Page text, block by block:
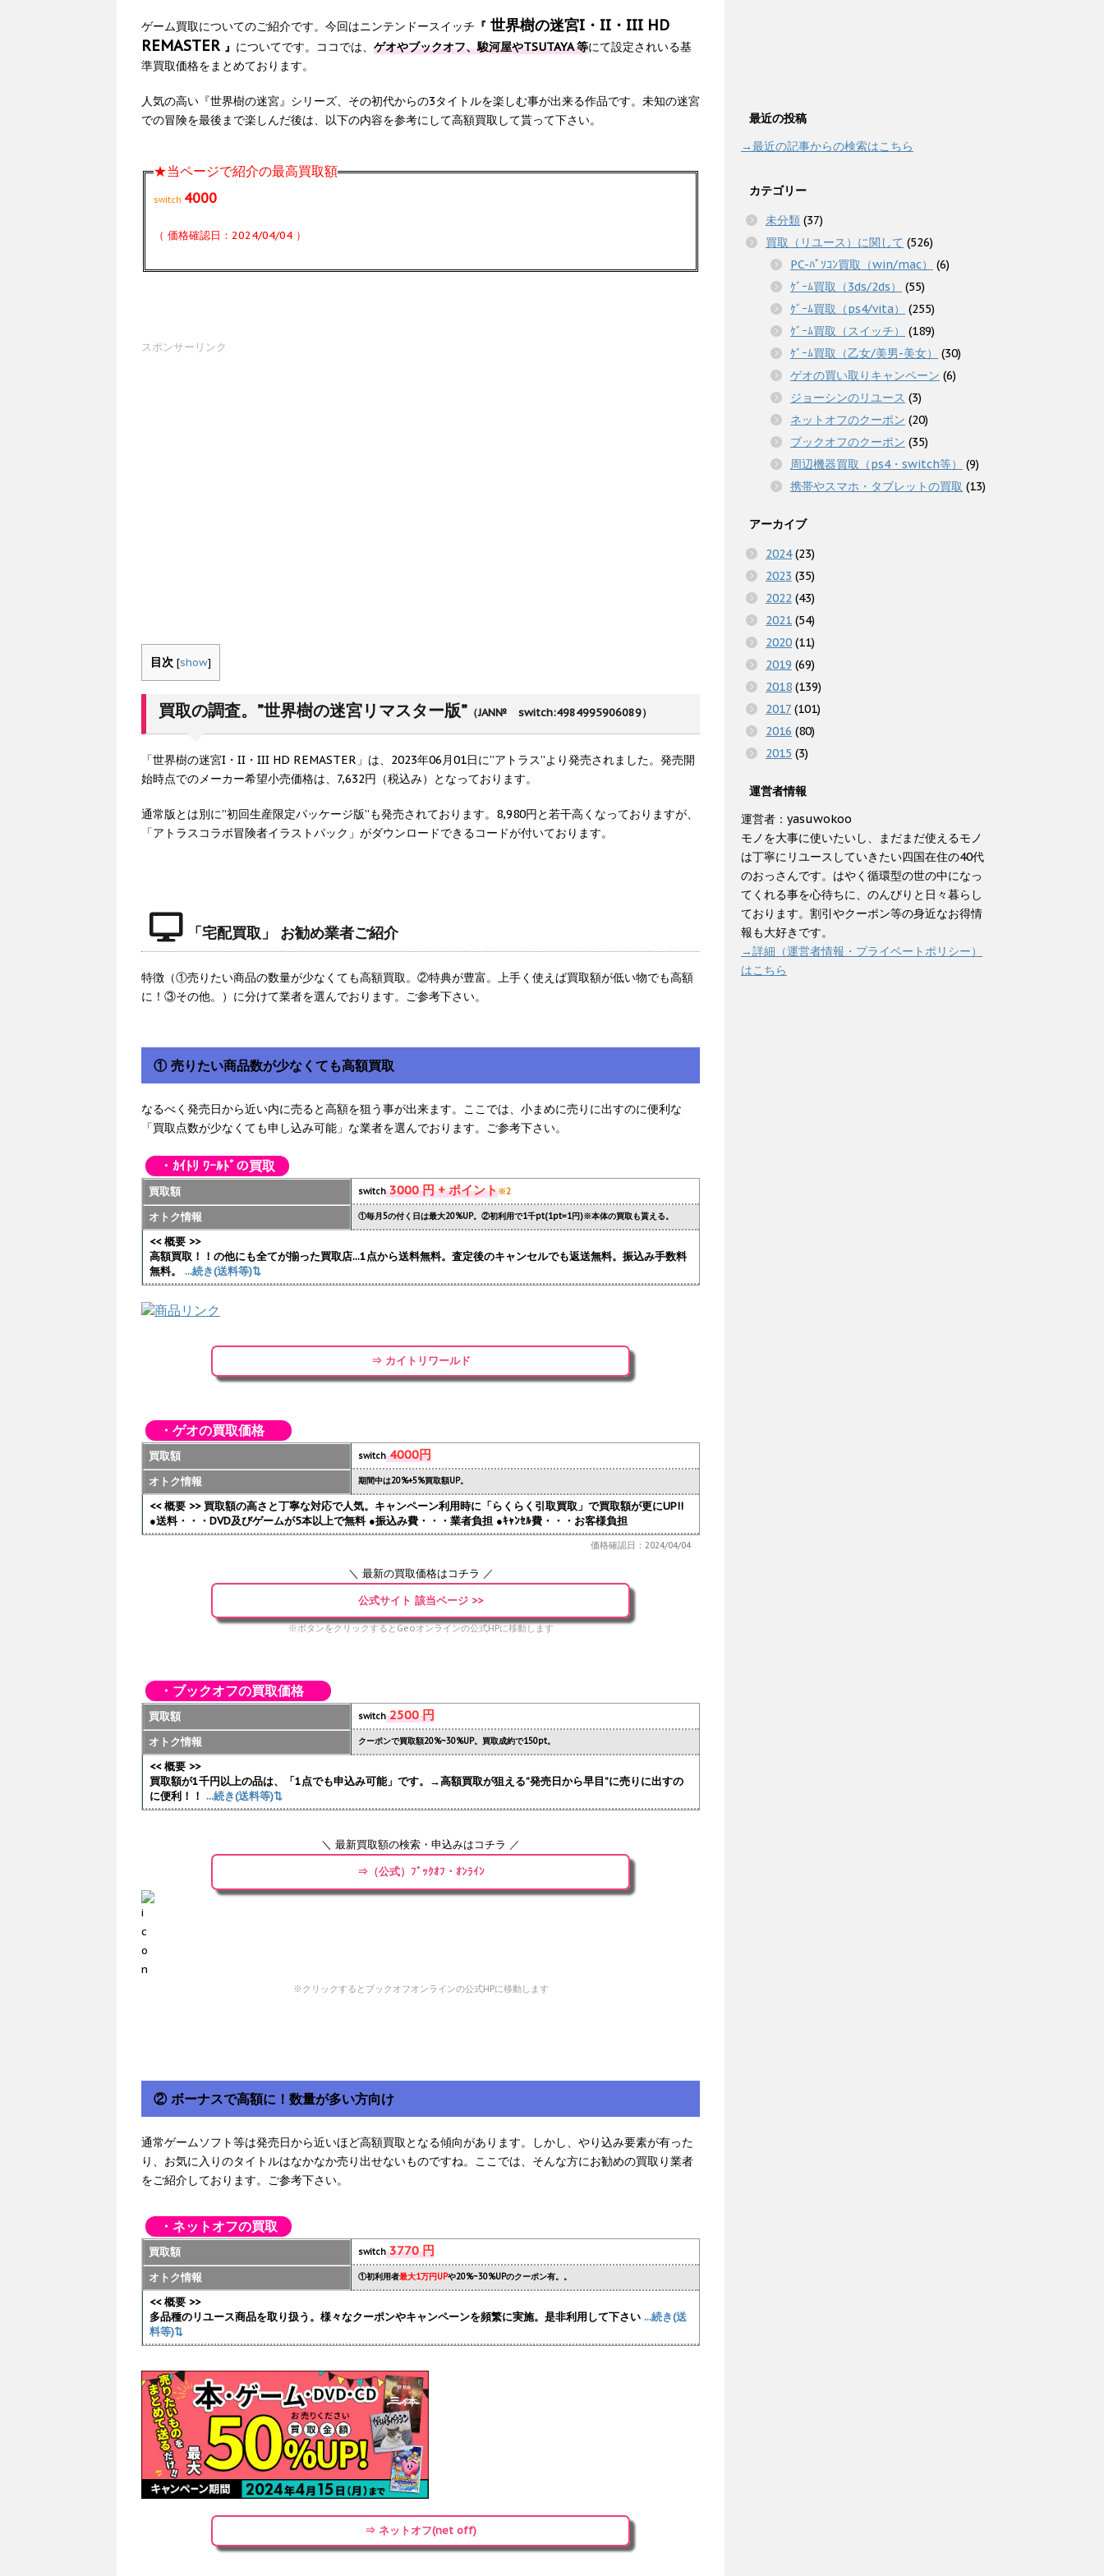
ゲーム買取についてのご紹介です。今回はニンテンドースイッチ 『 世界樹の迷宮I・II・III HD
REMASTER 』 についてです。ココでは、 ゲオやブックオフ、駿河屋やTSUTAYA 等にて設定されいる基
準買取価格をまとめております。
人気の高い『世界樹の迷宮』シリーズ、その初代からの3タイトルを楽しむ事が出来る作品です。未知の迷宮
での冒険を最後まで楽しんだ後は、以下の内容を参考にして高額買取して貰って下さい。
★当ページで紹介の最高買取額
switch 4000
（ 価格確認日：2024/04/04 ）
スポンサーリンク
目次 [show]
買取の調査。”世界樹の迷宮リマスター版” （JAN№ switch:4984995906089）
「世界樹の迷宮I・II・III HD REMASTER」は、2023年06月01日に”アトラス”より発売されました。発売開
始時点でのメーカー希望小売価格は、7,632円（税込み）となっております。
通常版とは別に”初回生産限定パッケージ版”も発売されております。8,980円と若干高くなっておりますが、
「アトラスコラボ冒険者イラストパック」がダウンロードできるコードが付いております。
「宅配買取」 お勧め業者ご紹介
特徴（①売りたい商品の数量が少なくても高額買取。②特典が豊富。上手く使えば買取額が低い物でも高額
に！③その他。）に分けて業者を選んでおります。ご参考下さい。
① 売りたい商品数が少なくても高額買取
なるべく発売日から近い内に売ると高額を狙う事が出来ます。ここでは、小まめに売りに出すのに便利な
「買取点数が少なくても申し込み可能」な業者を選んでおります。ご参考下さい。
・ｶｲﾄﾘ ﾜｰﾙﾄﾞの買取
買取額 switch3000 円 + ポイント※2
オトク情報 ①毎月5の付く日は最大20%UP。②初利用で1千pt(1pt=1円)※本体の買取も貰える。
<< 概要 >>
高額買取！！の他にも全てが揃った買取店...1点から送料無料。査定後のキャンセルでも返送無料。振込み手数料
無料。
...続き(送料等)⇅
⇒ カイトリワールド
・ゲオの買取価格
買取額 switch4000円
オトク情報 期間中は20%+5%買取額UP。
<< 概要 >> 買取額の高さと丁寧な対応で人気。キャンペーン利用時に「らくらく引取買取」で買取額が更にUP!!
●送料・・・DVD及びゲームが5本以上で無料 ●振込み費・・・業者負担 ●ｷｬﾝｾﾙ費・・・お客様負担
価格確認日：2024/04/04
＼ 最新の買取価格はコチラ ／
公式サイト 該当ページ >>
※ボタンをクリックするとGeoオンラインの公式HPに移動します
・ブックオフの買取価格
買取額 switch2500 円
オトク情報 クーポンで買取額20%~30%UP。買取成約で150pt。
<< 概要 >>
買取額が1千円以上の品は、「1点でも申込み可能」です。→高額買取が狙える”発売日から早目”に売りに出すの
に便利！！ ...続き(送料等)⇅
＼ 最新買取額の検索・申込みはコチラ ／
⇒（公式）ﾌﾞｯｸｵﾌ・ｵﾝﾗｲﾝ
※クリックするとブックオフオンラインの公式HPに移動します
② ボーナスで高額に！数量が多い方向け
通常ゲームソフト等は発売日から近いほど高額買取となる傾向があります。しかし、やり込み要素が有った
り、お気に入りのタイトルはなかなか売り出せないものですね。ここでは、そんな方にお勧めの買取り業者
をご紹介しております。ご参考下さい。
・ネットオフの買取
買取額 switch3770 円
オトク情報 ①初利用者最大1万円UPや20%~30%UPのクーポン有。。
<< 概要 >>
多品種のリユース商品を取り扱う。様々なクーポンやキャンペーンを頻繁に実施。是非利用して下さい ...続き(送
料等)⇅
⇒ ネットオフ(net off)
最近の投稿
→最近の記事からの検索はこちら
カテゴリー
未分類 (37)
買取（リユース）に関して (526)
PC-ﾊﾟｿｺﾝ買取（win/mac）
(6)
ｹﾞｰﾑ買取（3ds/2ds）
(55)
ｹﾞｰﾑ買取（ps4/vita）
(255)
ｹﾞｰﾑ買取（スイッチ）
(189)
ｹﾞｰﾑ買取（乙女/美男-美女）
(30)
ゲオの買い取りキャンペーン (6)
ジョーシンのリユース (3)
ネットオフのクーポン (20)
ブックオフのクーポン (35)
周辺機器買取（ps4・switch等）
(9)
携帯やスマホ・タブレットの買取 (13)
アーカイブ
2024(23)
2023 (35)
2022 (43)
2021 (54)
2020 (11)
2019 (69)
2018 (139)
2017 (101)
2016 (80)
2015 (3)
運営者情報
運営者：yasuwokoo
モノを大事に使いたいし、まだまだ使えるモノ
は丁寧にリユースしていきたい四国在住の40代
のおっさんです。はやく循環型の世の中になっ
てくれる事を心待ちに、のんびりと日々暮らし
ております。割引やクーポン等の身近なお得情
報も大好きです。
→詳細（運営者情報・プライベートポリシー）
はこちら